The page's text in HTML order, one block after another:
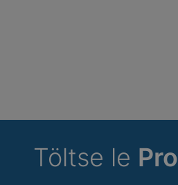
Töltse le